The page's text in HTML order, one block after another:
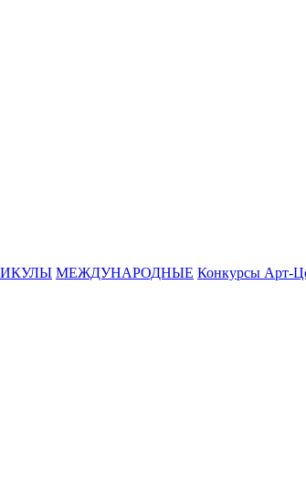
МЕЖДУНАРОДНЫЕ Конкурсы Арт-